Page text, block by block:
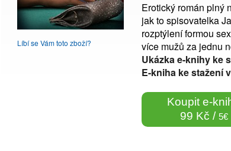
Líbí se Vám toto zboží?
Erotický román plný
jak to spisovatelka
rozptýlení formou
více mužů za jednu
Ukázka e-knihy ke
E-kniha ke stažení
Koupit e-
99 Kč / 5€